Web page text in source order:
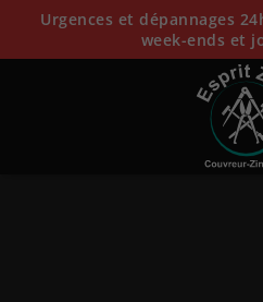
Urgences et dépannages
week-ends et